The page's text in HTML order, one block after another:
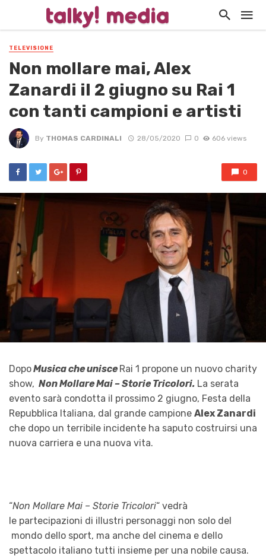
TELEVISIONE
Non mollare mai, Alex
Zanardi il 2 giugno su Rai 1
con tanti campioni e artisti
By THOMAS CARDINALI 28/05/2020 0 606 views
0
DopoMusica che unisce Rai 1 propone un nuovo charity
show, Non Mollare Mai – Storie Tricolori. La serata
evento sarà condotta il prossimo 2 giugno, Festa della
Repubblica Italiana, dal grande campione Alex Zanardi
che dopo un terribile incidente ha saputo costruirsi una
nuova carriera e una nuova vita.
“Non Mollare Mai – Storie Tricolori“ vedrà
le partecipazioni di illustri personaggi non solo del
mondo dello sport, ma anche del cinema e dello
spettacolo italiano tutti insieme per una nobile causa.